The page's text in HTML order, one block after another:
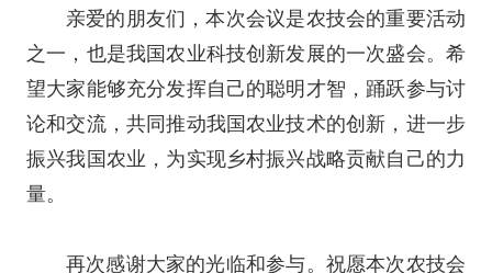
亲爱的朋友们，本次会议是农技会的重要活动
之一，也是我国农业科技创新发展的一次盛会。希
望大家能够充分发挥自己的聪明才智，踊跃参与讨
论和交流，共同推动我国农业技术的创新，进一步
振兴我国农业，为实现乡村振兴战略贡献自己的力
量。
再次感谢大家的光临和参与。祝愿本次农技会